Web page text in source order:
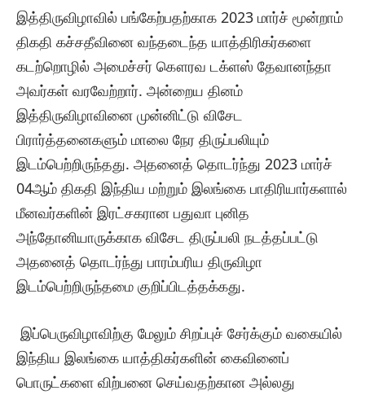
இத்திருவிழாவில் பங்கேற்பதற்காக 2023 மார்ச் மூன்றாம்
திகதி கச்சதீவினை வந்தடைந்த யாத்திரிகர்களை
கடற்றொழில் அமைச்சர் கௌரவ டக்ளஸ் தேவானந்தா
அவர்கள் வரவேற்றார். அன்றைய தினம்
இத்திருவிழாவினை முன்னிட்டு விசேட
பிரார்த்தனைகளும் மாலை நேர திருப்பலியும்
இடம்பெற்றிருந்தது. அதனைத் தொடர்ந்து 2023 மார்ச்
04ஆம் திகதி இந்திய மற்றும் இலங்கை பாதிரியார்களால்
மீனவர்களின் இரட்சகரான பதுவா புனித
அந்தோனியாருக்காக விசேட திருப்பலி நடத்தப்பட்டு
அதனைத் தொடர்ந்து பாரம்பரிய திருவிழா
இடம்பெற்றிருந்தமை குறிப்பிடத்தக்கது.
இப்பெருவிழாவிற்கு மேலும் சிறப்புச் சேர்க்கும் வகையில்
இந்திய இலங்கை யாத்திகர்களின் கைவினைப்
பொருட்களை விற்பனை செய்வதற்கான அல்லது